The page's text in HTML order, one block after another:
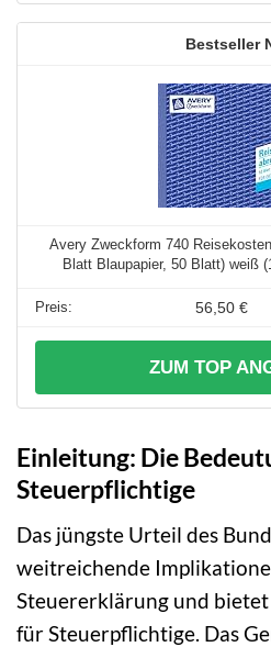
Avery Zweckform 740
Blatt Blaupapier, 50 Blatt) weiß
56,50 €
ZUM TOP
Einleitung: Die
Steuerpflichtige
Das jüngste Urteil des
weitreichende
Steuererklärung und
für Steuerpflichtige. Das